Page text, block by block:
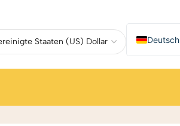
Deutsch
English